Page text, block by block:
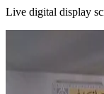
Live digital display